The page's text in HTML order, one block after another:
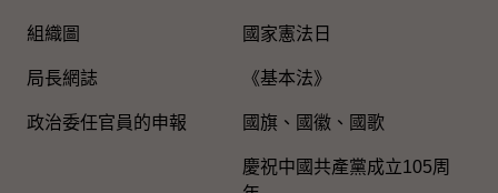
組織圖​
局長網誌
政治委任官員的申報
國家憲法日
《基本法》
國旗、國徽、國歌
慶祝中國共產黨成立105周